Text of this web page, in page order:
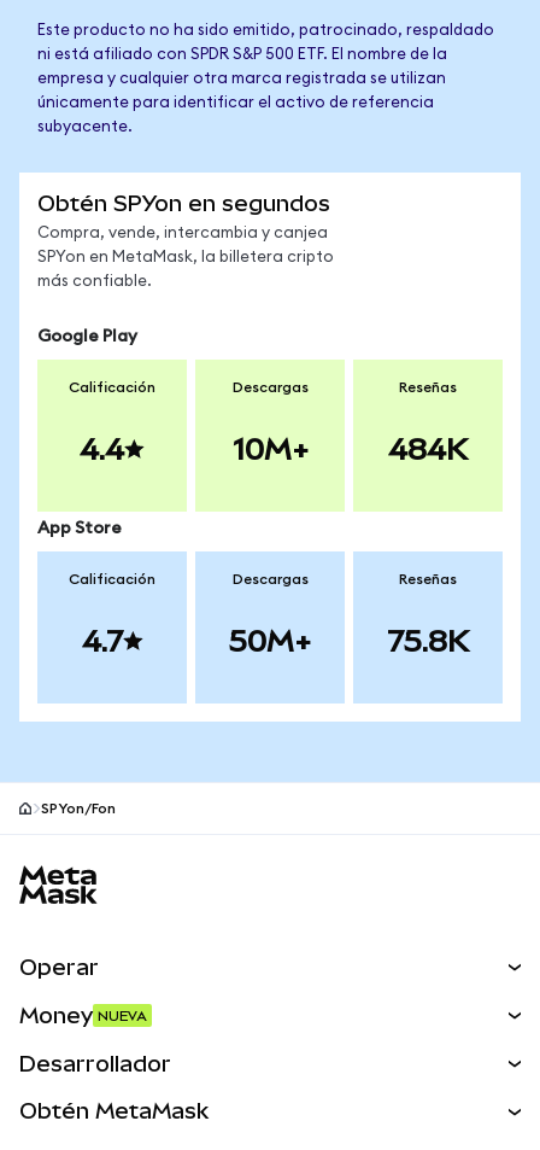
Este producto no ha sido emitido, patrocinado, respaldado
ni está afiliado con SPDR S&P 500 ETF. El nombre de la
empresa y cualquier otra marca registrada se utilizan
únicamente para identificar el activo de referencia
subyacente.
Obtén SPYon en segundos
Compra, vende, intercambia y canjea
SPYon en MetaMask, la billetera cripto
más confiable.
Google Play
Calificación
4.4
Descargas
10M+
Reseñas
484K
App Store
Calificación
4.7
Descargas
50M+
Reseñas
75.8K
SPYon/Fon
Operar
Activos del mundo real
Money NUEVA
Desarrollador
Obtén MetaMask